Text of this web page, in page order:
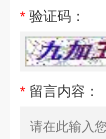
* 验证码：
* 留言内容：